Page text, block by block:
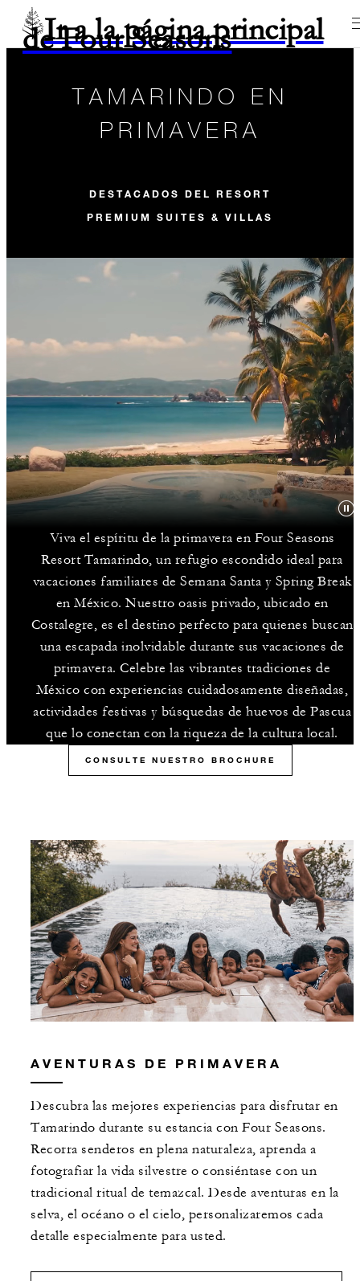
Ir a la página principal
de Four Seasons
TAMARINDO EN
PRIMAVERA
DESTACADOS DEL RESORT
PREMIUM SUITES & VILLAS
Viva el espíritu de la primavera en Four Seasons
Resort Tamarindo, un refugio escondido ideal para
vacaciones familiares de Semana Santa y Spring Break
en México. Nuestro oasis privado, ubicado en
Costalegre, es el destino perfecto para quienes buscan
una escapada inolvidable durante sus vacaciones de
primavera. Celebre las vibrantes tradiciones de
México con experiencias cuidadosamente diseñadas,
actividades festivas y búsquedas de huevos de Pascua
que lo conectan con la riqueza de la cultura local.
CONSULTE NUESTRO BROCHURE
AVENTURAS DE PRIMAVERA
Descubra las mejores experiencias para disfrutar en
Tamarindo durante su estancia con Four Seasons.
Recorra senderos en plena naturaleza, aprenda a
fotografiar la vida silvestre o consiéntase con un
tradicional ritual de temazcal. Desde aventuras en la
selva, el océano o el cielo, personalizaremos cada
detalle especialmente para usted.